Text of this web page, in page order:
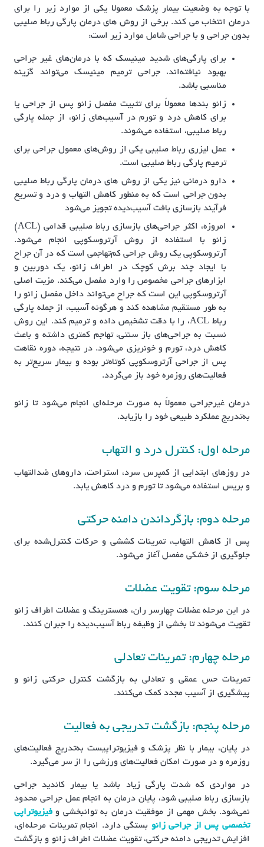
با توجه به وضعیت بیمار پزشک معمولا یکی از موارد زیر را برای
درمان انتخاب می کند. برخی از روش های درمان پارگی رباط صلیبی
بدون جراحی و با جراحی شامل موارد زیر است:
برای پارگی‌های شدید مینیسک که با درمان‌های غیر جراحی
بهبود نیافته‌اند، جراحی ترمیم مینیسک می‌تواند گزینه
مناسبی باشد.
زانو بندها معمولاً برای تثبیت مفصل زانو پس از جراحی یا
برای کاهش درد و تورم در آسیب‌های زانو، از جمله پارگی
رباط صلیبی، استفاده می‌شوند.
عمل لیزری رباط صلیبی یکی از روش‌های معمول جراحی برای
ترمیم پارگی رباط صلیبی است.
دارو درمانی نیز یکی از روش های درمان پارگی رباط صلیبی
بدون جراحی است که به منطور کاهش التهاب و درد و تسریع
فرآیند بازسازی بافت آسیب‌دیده تجویز می‌شود
امروزه، اکثر جراحی‌های بازسازی رباط صلیبی قدامی (ACL)
زانو با استفاده از روش آرتروسکوپی انجام می‌شود.
آرتروسکوپی یک روش جراحی کم‌تهاجمی است که در آن جراح
با ایجاد چند برش کوچک در اطراف زانو، یک دوربین و
ابزارهای جراحی مخصوص را وارد مفصل می‌کند. مزیت اصلی
آرتروسکوپی این است که جراح می‌تواند داخل مفصل زانو را
به طور مستقیم مشاهده کند و هرگونه آسیب، از جمله پارگی
رباط ACL، را با دقت تشخیص داده و ترمیم کند. این روش
نسبت به جراحی‌های باز سنتی، تهاجم کمتری داشته و باعث
کاهش درد، تورم و خونریزی می‌شود. در نتیجه، دوره نقاهت
پس از جراحی آرتروسکوپی کوتاه‌تر بوده و بیمار سریع‌تر به
فعالیت‌های روزمره خود باز می‌گردد.
درمان غیرجراحی معمولاً به صورت مرحله‌ای انجام می‌شود تا زانو
به‌تدریج عملکرد طبیعی خود را بازیابد.
مرحله اول: کنترل درد و التهاب
در روزهای ابتدایی از کمپرس سرد، استراحت، داروهای ضدالتهاب
و بریس استفاده می‌شود تا تورم و درد کاهش یابد.
مرحله دوم: بازگرداندن دامنه حرکتی
پس از کاهش التهاب، تمرینات کششی و حرکات کنترل‌شده برای
جلوگیری از خشکی مفصل آغاز می‌شود.
مرحله سوم: تقویت عضلات
در این مرحله عضلات چهارسر ران، همسترینگ و عضلات اطراف زانو
تقویت می‌شوند تا بخشی از وظیفه رباط آسیب‌دیده را جبران کنند.
مرحله چهارم: تمرینات تعادلی
تمرینات حس عمقی و تعادلی به بازگشت کنترل حرکتی زانو و
پیشگیری از آسیب مجدد کمک می‌کنند.
مرحله پنجم: بازگشت تدریجی به فعالیت
در پایان، بیمار با نظر پزشک و فیزیوتراپیست به‌تدریج فعالیت‌های
روزمره و در صورت امکان فعالیت‌های ورزشی را از سر می‌گیرد.
در مواردی که شدت پارگی زیاد باشد یا بیمار کاندید جراحی
بازسازی رباط صلیبی شود، پایان درمان به انجام عمل جراحی محدود
نمی‌شود. بخش مهمی از موفقیت درمان به توانبخشی و فیزیوتراپی
تخصصی پس از جراحی زانو بستگی دارد. انجام تمرینات مرحله‌ای،
افزایش تدریجی دامنه حرکتی، تقویت عضلات اطراف زانو و بازگشت